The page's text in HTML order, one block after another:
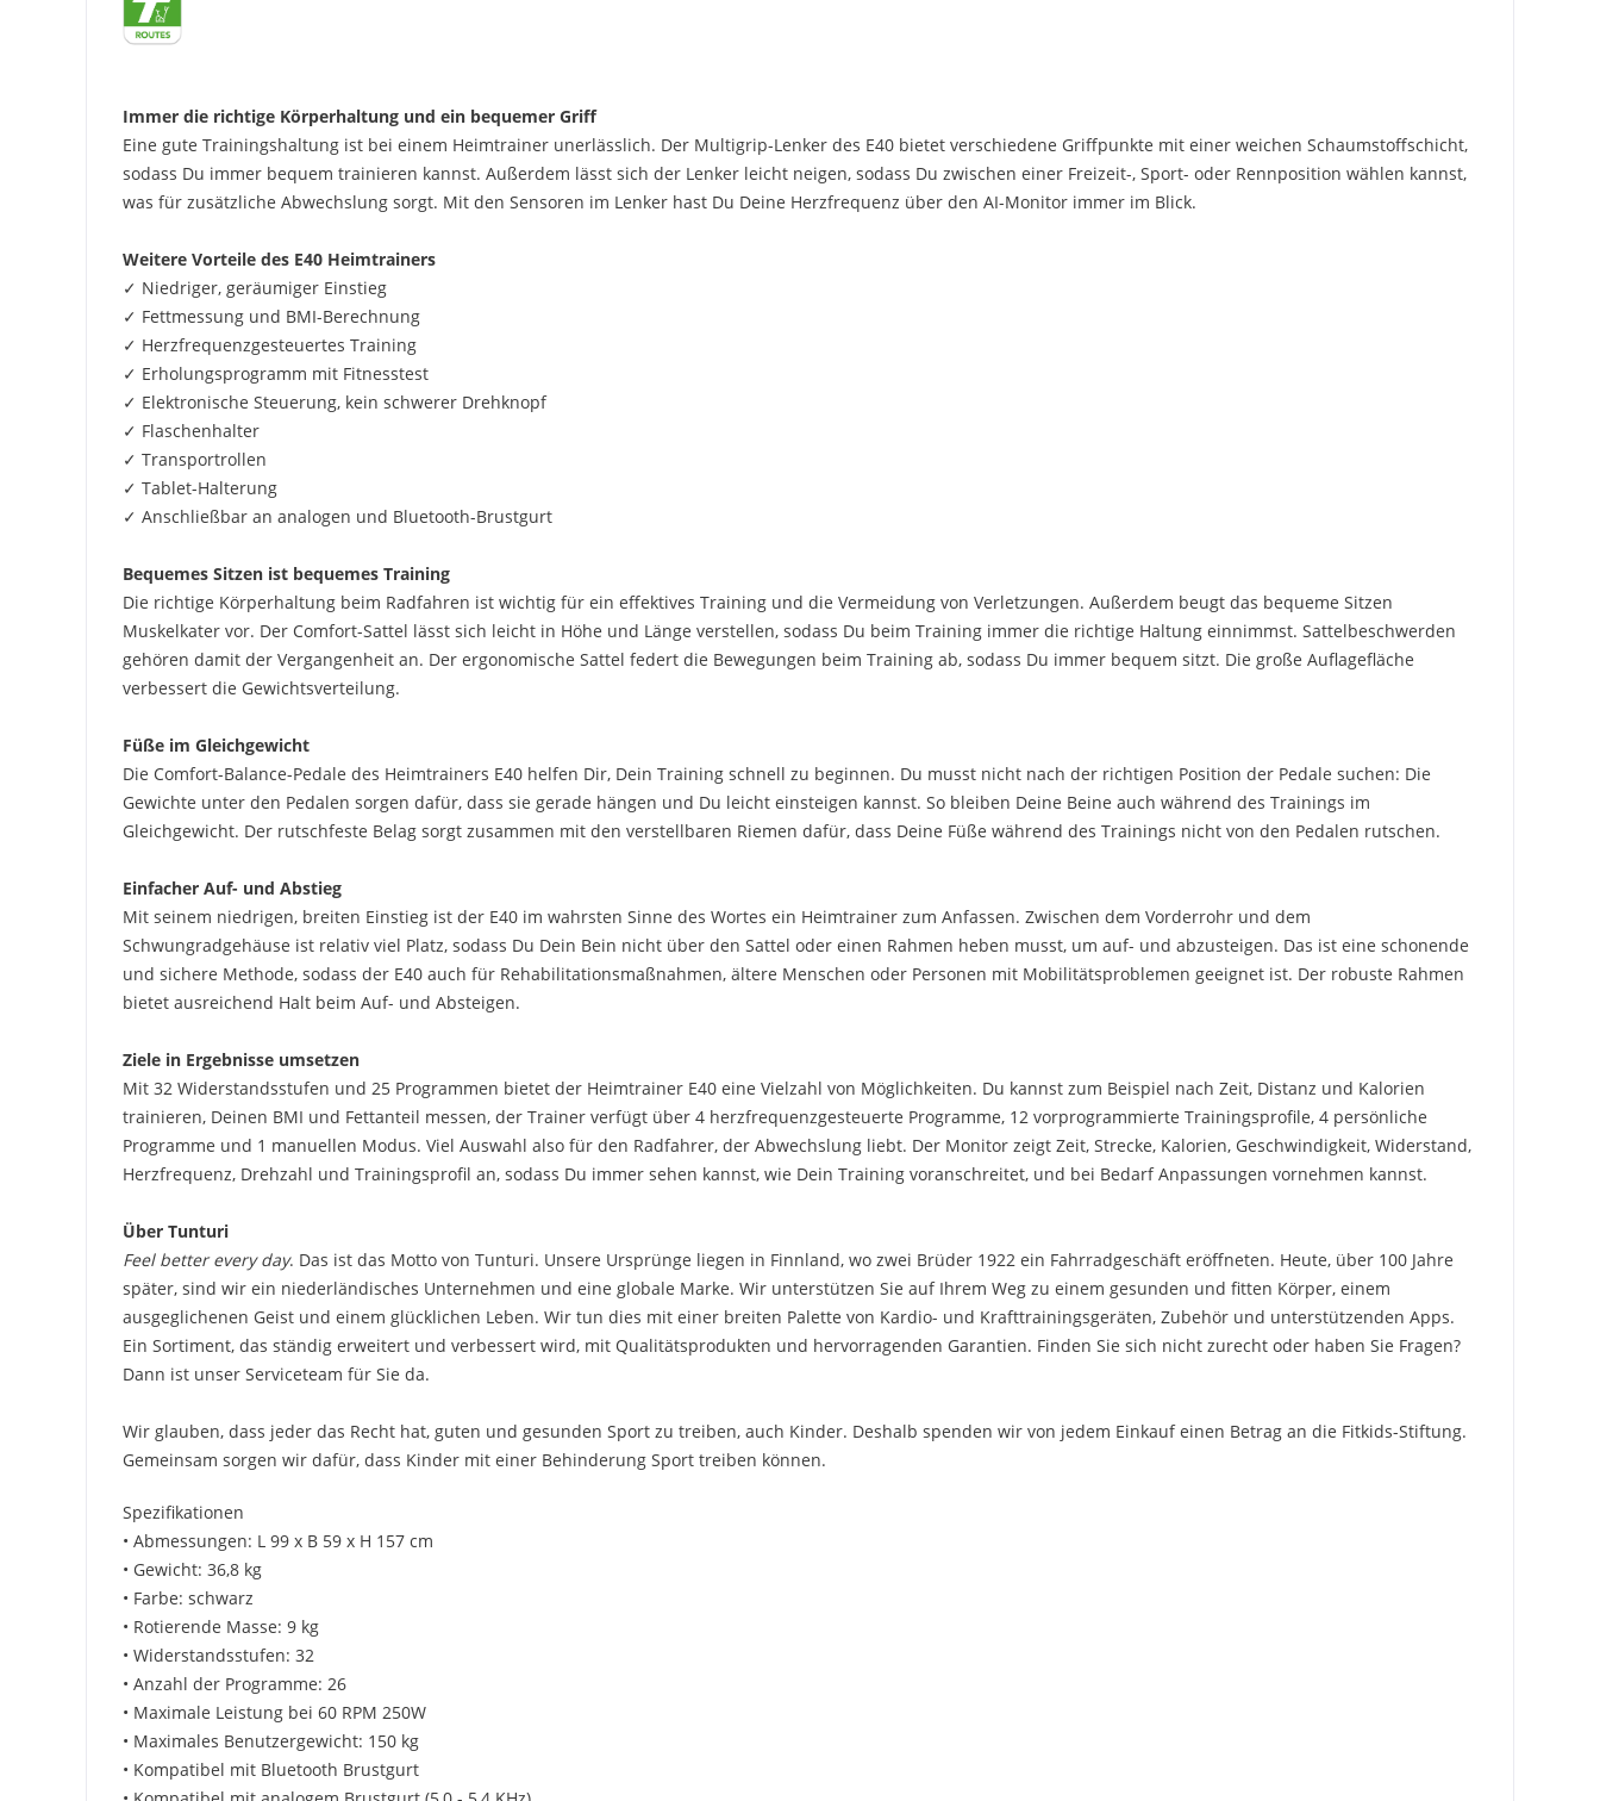
Immer die richtige Körperhaltung und ein bequemer Griff
Eine gute Trainingshaltung ist bei einem Heimtrainer unerlässlich. Der Multigrip-Lenker des E40 bietet verschiedene Griffpunkte mit einer weichen Schaumstoffschicht,
sodass Du immer bequem trainieren kannst. Außerdem lässt sich der Lenker leicht neigen, sodass Du zwischen einer Freizeit-, Sport- oder Rennposition wählen kannst,
was für zusätzliche Abwechslung sorgt. Mit den Sensoren im Lenker hast Du Deine Herzfrequenz über den AI-Monitor immer im Blick.
Weitere Vorteile des E40 Heimtrainers
✓ Niedriger, geräumiger Einstieg
✓ Fettmessung und BMI-Berechnung
✓ Herzfrequenzgesteuertes Training
✓ Erholungsprogramm mit Fitnesstest
✓ Elektronische Steuerung, kein schwerer Drehknopf
✓ Flaschenhalter
✓ Transportrollen
✓ Tablet-Halterung
✓ Anschließbar an analogen und Bluetooth-Brustgurt
Bequemes Sitzen ist bequemes Training
Die richtige Körperhaltung beim Radfahren ist wichtig für ein effektives Training und die Vermeidung von Verletzungen. Außerdem beugt das bequeme Sitzen
Muskelkater vor. Der Comfort-Sattel lässt sich leicht in Höhe und Länge verstellen, sodass Du beim Training immer die richtige Haltung einnimmst. Sattelbeschwerden
gehören damit der Vergangenheit an. Der ergonomische Sattel federt die Bewegungen beim Training ab, sodass Du immer bequem sitzt. Die große Auflagefläche
verbessert die Gewichtsverteilung.
Füße im Gleichgewicht
Die Comfort-Balance-Pedale des Heimtrainers E40 helfen Dir, Dein Training schnell zu beginnen. Du musst nicht nach der richtigen Position der Pedale suchen: Die
Gewichte unter den Pedalen sorgen dafür, dass sie gerade hängen und Du leicht einsteigen kannst. So bleiben Deine Beine auch während des Trainings im
Gleichgewicht. Der rutschfeste Belag sorgt zusammen mit den verstellbaren Riemen dafür, dass Deine Füße während des Trainings nicht von den Pedalen rutschen.
Einfacher Auf- und Abstieg
Mit seinem niedrigen, breiten Einstieg ist der E40 im wahrsten Sinne des Wortes ein Heimtrainer zum Anfassen. Zwischen dem Vorderrohr und dem
Schwungradgehäuse ist relativ viel Platz, sodass Du Dein Bein nicht über den Sattel oder einen Rahmen heben musst, um auf- und abzusteigen. Das ist eine schonende
und sichere Methode, sodass der E40 auch für Rehabilitationsmaßnahmen, ältere Menschen oder Personen mit Mobilitätsproblemen geeignet ist. Der robuste Rahmen
bietet ausreichend Halt beim Auf- und Absteigen.
Ziele in Ergebnisse umsetzen
Mit 32 Widerstandsstufen und 25 Programmen bietet der Heimtrainer E40 eine Vielzahl von Möglichkeiten. Du kannst zum Beispiel nach Zeit, Distanz und Kalorien
trainieren, Deinen BMI und Fettanteil messen, der Trainer verfügt über 4 herzfrequenzgesteuerte Programme, 12 vorprogrammierte Trainingsprofile, 4 persönliche
Programme und 1 manuellen Modus. Viel Auswahl also für den Radfahrer, der Abwechslung liebt. Der Monitor zeigt Zeit, Strecke, Kalorien, Geschwindigkeit, Widerstand,
Herzfrequenz, Drehzahl und Trainingsprofil an, sodass Du immer sehen kannst, wie Dein Training voranschreitet, und bei Bedarf Anpassungen vornehmen kannst.
Über Tunturi
Feel better every day. Das ist das Motto von Tunturi. Unsere Ursprünge liegen in Finnland, wo zwei Brüder 1922 ein Fahrradgeschäft eröffneten. Heute, über 100 Jahre
später, sind wir ein niederländisches Unternehmen und eine globale Marke. Wir unterstützen Sie auf Ihrem Weg zu einem gesunden und fitten Körper, einem
ausgeglichenen Geist und einem glücklichen Leben. Wir tun dies mit einer breiten Palette von Kardio- und Krafttrainingsgeräten, Zubehör und unterstützenden Apps.
Ein Sortiment, das ständig erweitert und verbessert wird, mit Qualitätsprodukten und hervorragenden Garantien. Finden Sie sich nicht zurecht oder haben Sie Fragen?
Dann ist unser Serviceteam für Sie da.
Wir glauben, dass jeder das Recht hat, guten und gesunden Sport zu treiben, auch Kinder. Deshalb spenden wir von jedem Einkauf einen Betrag an die Fitkids-Stiftung.
Gemeinsam sorgen wir dafür, dass Kinder mit einer Behinderung Sport treiben können.
Spezifikationen
• Abmessungen: L 99 x B 59 x H 157 cm
• Gewicht: 36,8 kg
• Farbe: schwarz
• Rotierende Masse: 9 kg
• Widerstandsstufen: 32
• Anzahl der Programme: 26
• Maximale Leistung bei 60 RPM 250W
• Maximales Benutzergewicht: 150 kg
• Kompatibel mit Bluetooth Brustgurt